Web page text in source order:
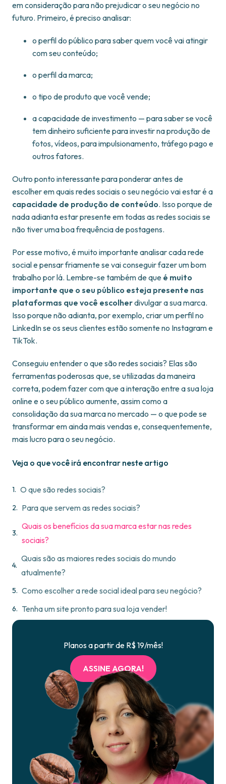
em consideração para não prejudicar o seu negócio no
futuro. Primeiro, é preciso analisar:
o perfil do público para saber quem você vai atingir
com seu conteúdo;
o perfil da marca;
o tipo de produto que você vende;
a capacidade de investimento — para saber se você
tem dinheiro suficiente para investir na produção de
fotos, vídeos, para impulsionamento, tráfego pago e
outros fatores.
Outro ponto interessante para ponderar antes de
escolher em quais redes sociais o seu negócio vai estar é a
capacidade de produção de conteúdo. Isso porque de
nada adianta estar presente em todas as redes sociais se
não tiver uma boa frequência de postagens.
Por esse motivo, é muito importante analisar cada rede
social e pensar friamente se vai conseguir fazer um bom
trabalho por lá. Lembre-se também de que é muito
importante que o seu público esteja presente nas
plataformas que você escolherdivulgar a sua marca.
Isso porque não adianta, por exemplo, criar um perfil no
LinkedIn se os seus clientes estão somente no Instagram e
TikTok.
Conseguiu entender o que são redes sociais? Elas são
ferramentas poderosas que, se utilizadas da maneira
correta, podem fazer com que a interação entre a sua loja
online e o seu público aumente, assim como a
consolidação da sua marca no mercado — o que pode se
transformar em ainda mais vendas e, consequentemente,
mais lucro para o seu negócio.
Veja o que você irá encontrar neste artigo
O que são redes sociais?
Para que servem as redes sociais?
Quais os benefícios da sua marca estar nas redes
sociais?
Quais são as maiores redes sociais do mundo
atualmente?
Como escolher a rede social ideal para seu negócio?
Tenha um site pronto para sua loja vender!
Planos a partir de R$ 19/mês!
ASSINE AGORA!